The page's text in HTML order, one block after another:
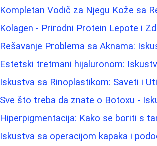
Kompletan Vodič za Njegu Kože sa
Kolagen - Prirodni Protein Lepote i
Rešavanje Problema sa Aknama:
Estetski tretmani hijaluronom:
Iskustva sa Rinoplastikom: Saveti i
Sve što treba da znate o Botoxu -
Hiperpigmentacija: Kako se boriti s
Iskustva sa operacijom kapaka i